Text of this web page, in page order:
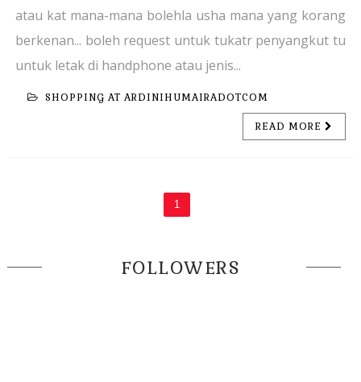
atau kat mana-mana bolehla usha mana yang korang
berkenan... boleh request untuk tukatr penyangkut tu
untuk letak di handphone atau jenis...
SHOPPING AT ARDINIHUMAIRADOTCOM
READ MORE
1
FOLLOWERS